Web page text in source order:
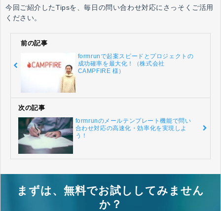
今回ご紹介したTipsを、毎日の問い合わせ対応にさっそくご活用
ください。
前の記事
formrunで起案スピードとプロジェクトの
成功確率を最大化！（株式会社
CAMPFIRE 様）
次の記事
formrunのメールテンプレート機能で問い
合わせ対応の高速化・効率化を実現しよ
う！
まずは、無料でお試ししてみません
か？